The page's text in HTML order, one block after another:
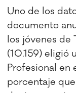
Uno de los
documento
los jóvenes de
(10.159) eligió
Profesional en
porcentaje